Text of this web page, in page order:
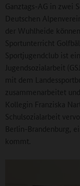
Ganztags-AG in zwei
Deutschen
der Wuhlheide
Sportunterricht
Sportjugendclub ist
Jugendsozialarbeit
mit dem
zusammenarbeitet
Kollegin Franziska
Schulsozialarbeit
Berlin-Brandenburg,
kommt.